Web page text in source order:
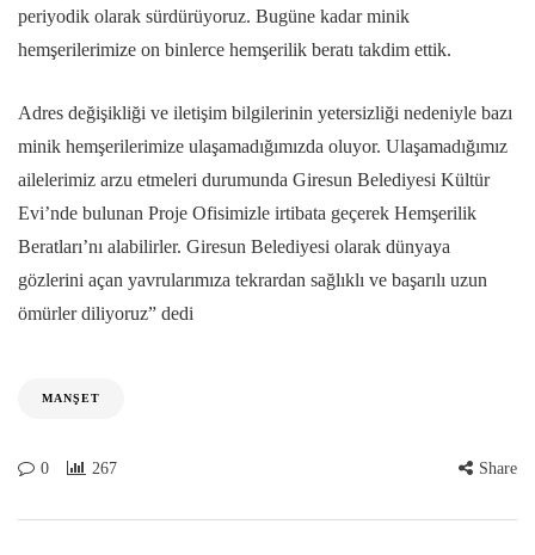
periyodik olarak sürdürüyoruz. Bugüne kadar minik
hemşerilerimize on binlerce hemşerilik beratı takdim ettik.
Adres değişikliği ve iletişim bilgilerinin yetersizliği nedeniyle bazı
minik hemşerilerimize ulaşamadığımızda oluyor. Ulaşamadığımız
ailelerimiz arzu etmeleri durumunda Giresun Belediyesi Kültür
Evi’nde bulunan Proje Ofisimizle irtibata geçerek Hemşerilik
Beratları’nı alabilirler. Giresun Belediyesi olarak dünyaya
gözlerini açan yavrularımıza tekrardan sağlıklı ve başarılı uzun
ömürler diliyoruz” dedi
MANŞET
0 267 Share